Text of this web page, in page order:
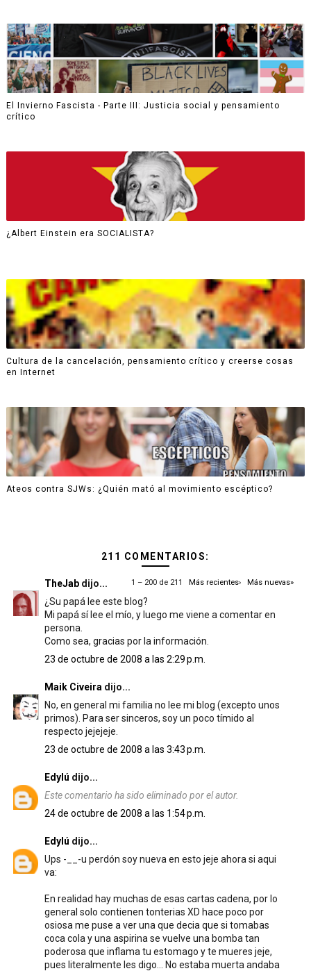
El Invierno Fascista - Parte III: Justicia social y pensamiento
crítico
¿Albert Einstein era SOCIALISTA?
Cultura de la cancelación, pensamiento crítico y creerse cosas
en Internet
Ateos contra SJWs: ¿Quién mató al movimiento escéptico?
211 COMENTARIOS:
1 – 200 de 211Más recientes› Más nuevas»
TheJabdijo...
¿Su papá lee este blog?
Mi papá sí lee el mío, y luego me viene a comentar en
persona.
Como sea, gracias por la información.
23 de octubre de 2008 a las 2:29 p.m.
Maik Civeira dijo...
No, en general mi familia no lee mi blog (excepto unos
primos). Para ser sinceros, soy un poco tímido al
respecto jejejeje.
23 de octubre de 2008 a las 3:43 p.m.
Edylú dijo...
Este comentario ha sido eliminado por el autor.
24 de octubre de 2008 a las 1:54 p.m.
Edylú dijo...
Ups -__-u perdón soy nueva en esto jeje ahora si aqui
va:
En realidad hay muchas de esas cartas cadena, por lo
general solo contienen tonterias XD hace poco por
osiosa me puse a ver una que decia que si tomabas
coca cola y una aspirina se vuelve una bomba tan
poderosa que inflama tu estomago y te mueres jeje,
pues literalmente les digo... No estaba muerta andaba